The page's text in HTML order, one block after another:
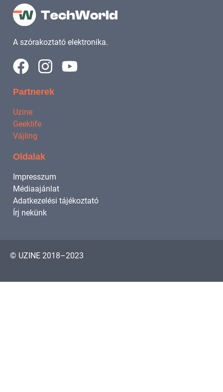
A szórakoztató elektronika.
Partnerek
Uzine
Geeklife
Vájling
Oldalak
Impresszum
Médiaajánlat
Adatkezelési tájékoztató
Írj nekünk
© UZINE 2018–2023